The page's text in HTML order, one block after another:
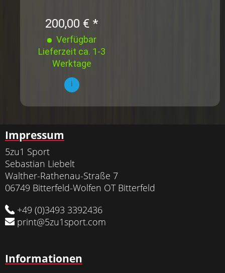
gratis
200,00 € *
Verfügbar
Lieferzeit ca. 1-3
Werktage
i
Impressum
5zu1 Sport
Sebastian Liebelt
Walther-Rathenau-Straße 7
06749 Bitterfeld-Wolfen OT Bitterfeld
+49 (0)3493 3392436
print@5zu1sport.com
Informationen